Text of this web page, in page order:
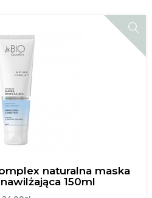
naturalna maska
150ml